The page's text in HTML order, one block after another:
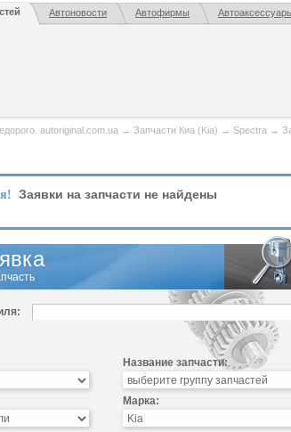
Автоновости Автофирмы
autoriginal.com.ua → Запчасти Киа (Kia) → Spectra →
Заявки на запчасти не найдены
Название запчасти:
Марка: